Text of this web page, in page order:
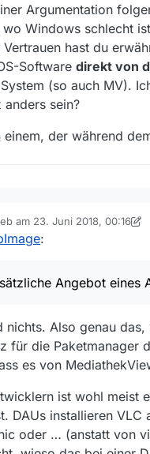
verweigern und ein
zu navigieren.
habe Linux seit
war Speicherplatz
spricht.
Verbreitung für Linux
werden sollte.
es nicht wie Windows
ist.
unter einem Windows
Argumentation
Windows schlecht
hast du
Software direkt von
(so auch MV).
sein?
einem, der während
auch deiner Argumentation
du erwähnt, das ist sicher
Entwicklern(also nicht von
von einem, der während
am 23. Juni 2018, 00:16
editiert von bagbag
:
Angebot eines
nichts. Also genau
für die Paketmanager
es von
ist wohl meist
DAUs installieren
oder … (anstatt von